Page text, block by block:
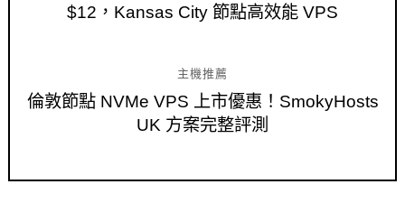
$12，Kansas City 節點高效能 VPS
主機推薦
倫敦節點 NVMe VPS 上市優惠！SmokyHosts
UK 方案完整評測